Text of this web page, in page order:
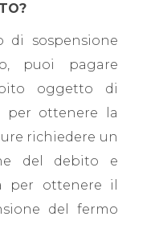
di sospensione
puoi pagare
oggetto di
per ottenere la
richiedere un
del debito e
per ottenere il
del fermo